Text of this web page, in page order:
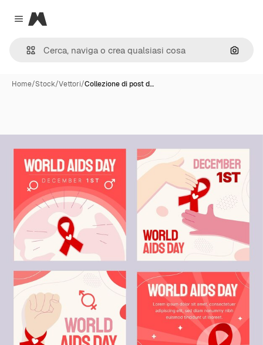
Close menu
Magnific
Cerca
Home/Stock/Vettori/Collezione di post d…